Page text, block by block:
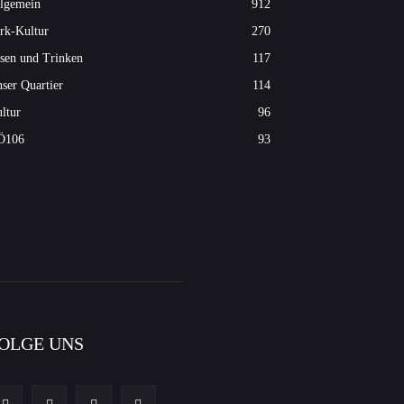
912
Kultur
270
und Trinken
117
Quartier
114
96
93
UNS